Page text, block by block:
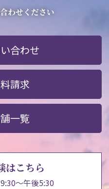
わせください
合わせ
請求
一覧
はこちら
～午後5:30